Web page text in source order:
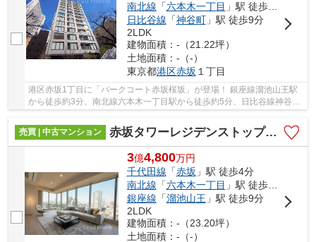
南北線 「六本木一丁目 」駅 徒歩5分
日比谷線 「神谷町」駅 徒歩9分
2LDK
建物面積：-（21.22坪）
土地面積：-（-）
東京都港区赤坂 １丁目
港区赤坂1丁目に「パークコート赤坂桜坂」が登場！ 銀座線溜池山王駅
から徒歩約3分、南北線六本木一丁目駅から徒歩約5分、日比谷線神谷町
売買 | 中古マンション
赤坂タワーレジデンストップオブザヒル
3億4,800万円
千代田線 「赤坂 」駅 徒歩4分
南北線 「六本木一丁目 」駅 徒歩8分
銀座線 「溜池山王 」駅 徒歩9分
2LDK
建物面積：-（23.20坪）
土地面積：-（-）